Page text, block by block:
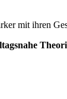
mit ihren